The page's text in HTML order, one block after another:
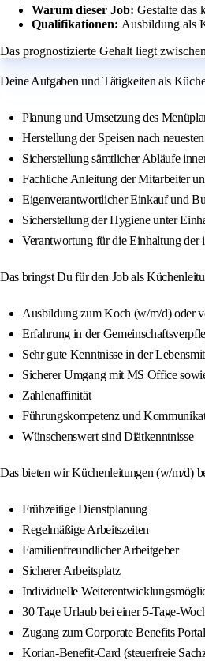
Warum dieser Job: Gestalte das
Qualifikationen: Ausbildung als
Das prognostizierte Gehalt liegt
Deine Aufgaben und Tätigkeiten als
Planung und Umsetzung des
Herstellung der Speisen nach
Sicherstellung sämtlicher Abläufe
Fachliche Anleitung der Mitarbeiter
Eigenverantwortlicher Einkauf und
Sicherstellung der Hygiene unter
Verantwortung für die Einhaltung der
Das bringst Du für den Job als
Ausbildung zum Koch (w/m/d) oder
Erfahrung in der
Sehr gute Kenntnisse in der
Sicherer Umgang mit MS Office
Zahlenaffinität
Führungskompetenz und
Wünschenswert sind Diätkenntnisse
Das bieten wir Küchenleitungen (w/m/d)
Frühzeitige Dienstplanung
Regelmäßige Arbeitszeiten
Familienfreundlicher Arbeitgeber
Sicherer Arbeitsplatz
Individuelle
30 Tage Urlaub bei einer 5-Tage-
Zugang zum Corporate Benefits Portal
Korian-Benefit-Card (steuerfreie